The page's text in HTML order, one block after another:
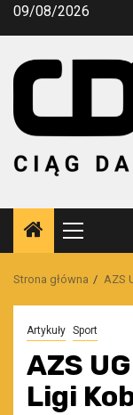
Przejdź
09/08/2026
Menu
główne
Strona główna AZS
Artykuły Sport
AZS
Ligi